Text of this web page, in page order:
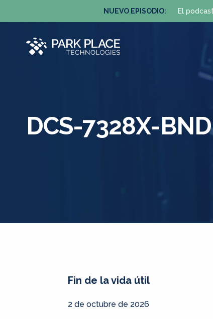
NUEVO EPISODIO: El
DCS-7328X-
Fin de la vida útil
2 de octubre de 2026